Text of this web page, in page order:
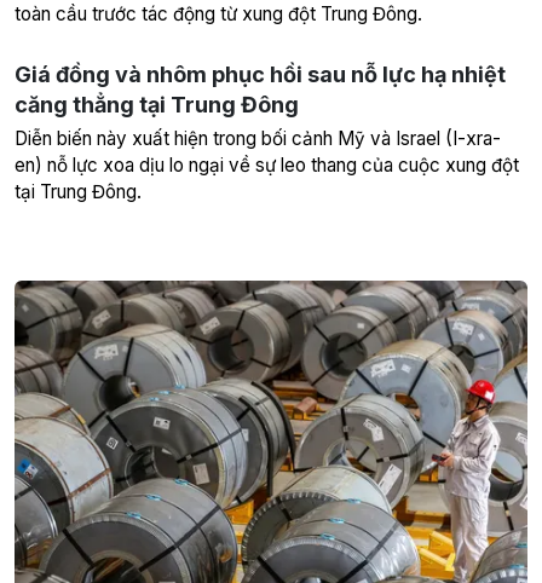
toàn cầu trước tác động từ xung đột Trung Đông.
Giá đồng và nhôm phục hồi sau nỗ lực hạ nhiệt
căng thẳng tại Trung Đông
Diễn biến này xuất hiện trong bối cảnh Mỹ và Israel (I-xra-
en) nỗ lực xoa dịu lo ngại về sự leo thang của cuộc xung đột
tại Trung Đông.